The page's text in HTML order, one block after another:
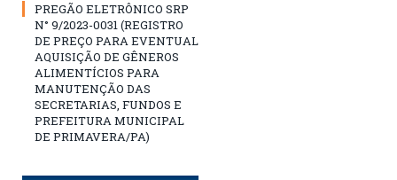
PREGÃO ELETRÔNICO SRP
N° 9/2023-0031 (REGISTRO
DE PREÇO PARA EVENTUAL
AQUISIÇÃO DE GÊNEROS
ALIMENTÍCIOS PARA
MANUTENÇÃO DAS
SECRETARIAS, FUNDOS E
PREFEITURA MUNICIPAL
DE PRIMAVERA/PA)